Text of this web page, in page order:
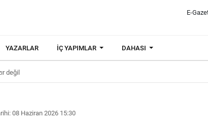
E-
YAZARLAR İÇ YAPIMLAR DAHASI
değil
08 Haziran 2026 15:30